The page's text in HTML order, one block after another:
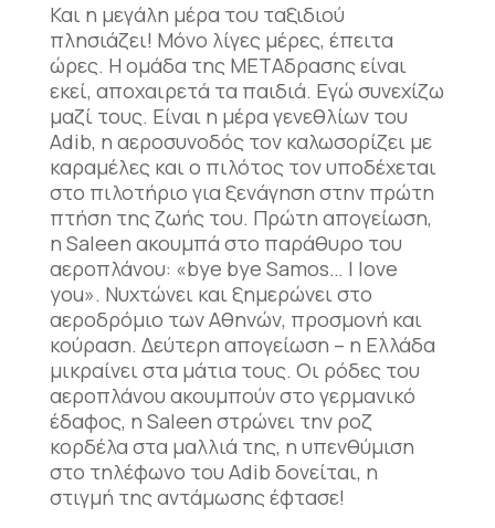
Και η μεγάλη μέρα του ταξιδιού
πλησιάζει! Μόνο λίγες μέρες, έπειτα
ώρες. Η ομάδα της ΜΕΤΑδρασης είναι
εκεί, αποχαιρετά τα παιδιά. Εγώ συνεχίζω
μαζί τους. Είναι η μέρα γενεθλίων του
Adib, η αεροσυνοδός τον καλωσορίζει με
καραμέλες και ο πιλότος τον υποδέχεται
στο πιλοτήριο για ξενάγηση στην πρώτη
πτήση της ζωής του. Πρώτη απογείωση,
η Saleen ακουμπά στο παράθυρο του
αεροπλάνου: «bye bye Samos… I love
you». Νυχτώνει και ξημερώνει στο
αεροδρόμιο των Αθηνών, προσμονή και
κούραση. Δεύτερη απογείωση – η Ελλάδα
μικραίνει στα μάτια τους. Οι ρόδες του
αεροπλάνου ακουμπούν στο γερμανικό
έδαφος, η Saleen στρώνει την ροζ
κορδέλα στα μαλλιά της, η υπενθύμιση
στο τηλέφωνο του Adib δονείται, η
στιγμή της αντάμωσης έφτασε!